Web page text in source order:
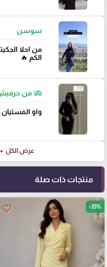
سوسن
من احلا
الكم 🔥
تالا من
واو
عرض الكل
منتجات ذات صلة
favorite_border -35%